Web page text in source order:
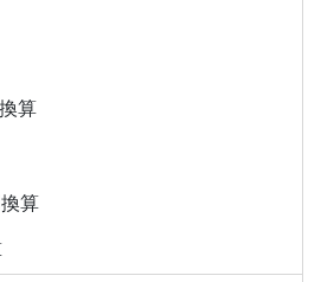
算
算